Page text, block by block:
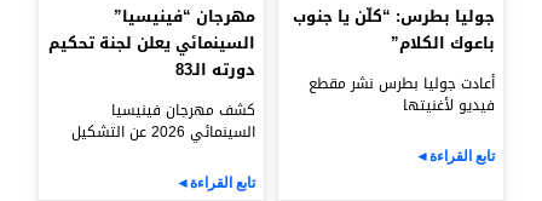
جوليا بطرس: “كلّن يا جنوب
باعوك الكلام”
أعادت جوليا بطرس نشر مقطع
فيديو لأغنيتها
تابع القراءة◄
مهرجان “فينيسيا”
السينمائي يعلن لجنة تحكيم
دورته الـ83
كشف مهرجان فينيسيا
السينمائي 2026 عن التشكيل
تابع القراءة◄